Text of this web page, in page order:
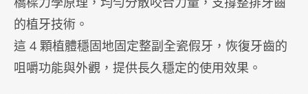
的植牙技術。
這 4 顆植體穩固地固定整副全瓷假牙，恢復牙齒的
咀嚼功能與外觀，提供長久穩定的使用效果。